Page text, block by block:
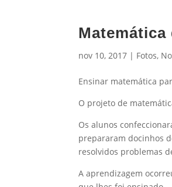
nov 10, 2017 | Fotos,
Ensinar matemática
O projeto de
Os alunos
prepararam docinhos
resolvidos problemas
A aprendizagem